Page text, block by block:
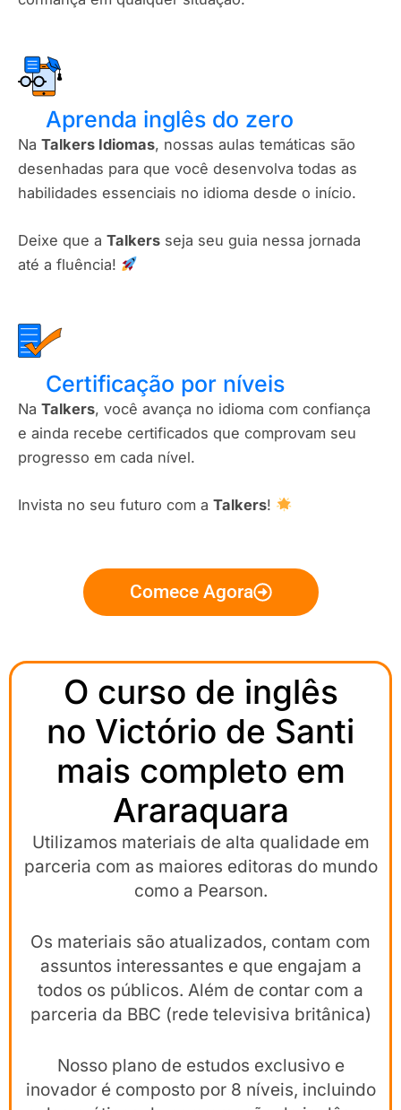
Aprenda inglês do zero
Na Talkers Idiomas, nossas aulas temáticas são
desenhadas para que você desenvolva todas as
habilidades essenciais no idioma desde o início.
Deixe que a Talkers seja seu guia nessa jornada
até a fluência!
Certificação por níveis​
Na Talkers, você avança no idioma com confiança
e ainda recebe certificados que comprovam seu
progresso em cada nível.
Invista no seu futuro com a Talkers!
Comece Agora
O curso de inglês
no Victório de Santi
mais completo em
Araraquara
Utilizamos materiais de alta qualidade em
parceria com as maiores editoras do mundo
como a Pearson.
Os materiais são atualizados, contam com
assuntos interessantes e que engajam a
todos os públicos. Além de contar com a
parceria da BBC (rede televisiva britânica)
Nosso plano de estudos exclusivo e
inovador é composto por 8 níveis, incluindo